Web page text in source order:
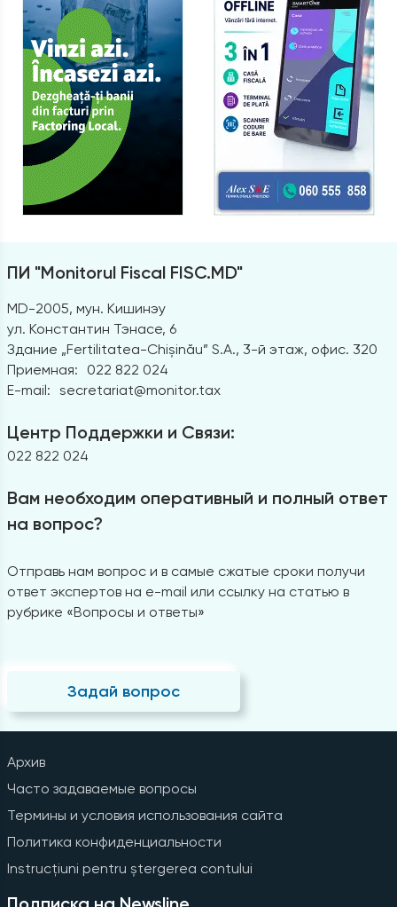
ПИ "Monitorul Fiscal FISC.MD"
MD-2005, мун. Кишинэу
ул. Константин Тэнасе, 6
Здание „Fertilitatea-Chișinău” S.A., 3-й этаж, офис. 320
Приемная:
022 822 024
E-mail: secretariat@monitor.tax
Центр Поддержки и Связи:
022 822 024
Вам необходим оперативный и полный ответ
на вопрос?
Отправь нам вопрос и в самые сжатые сроки получи
ответ экспертов на e-mail или ссылку на статью в
рубрике «Вопросы и ответы»
Задай вопрос
Архив
Часто задаваемые вопросы
Термины и условия использования сайта
Политика конфиденциальности
Instrucțiuni pentru ștergerea contului